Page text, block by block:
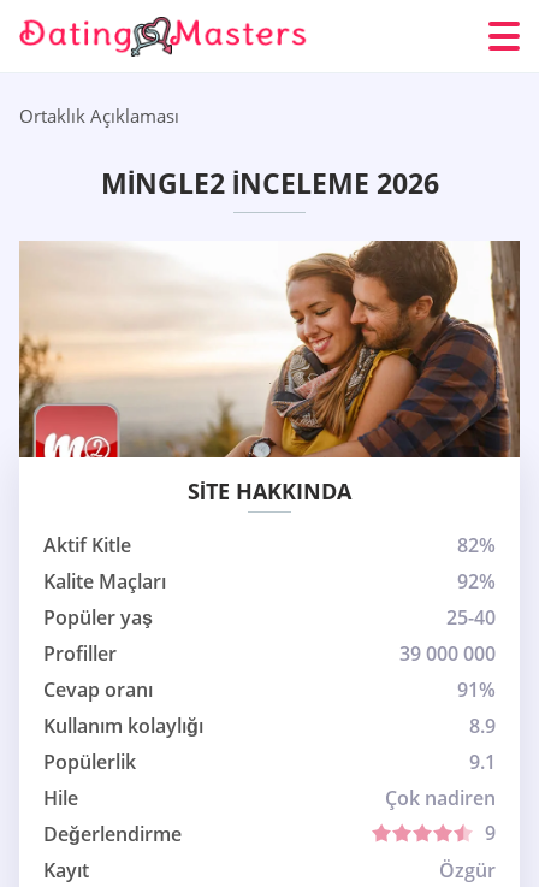
Ortaklık Açıklaması
MINGLE2 İNCELEME 2026
SITE HAKKINDA
Aktif Kitle
82%
Kalite Maçları
92%
Popüler yaş
25-40
Profiller
39 000 000
Cevap oranı
91%
Kullanım kolaylığı
8.9
Popülerlik
9.1
Hile
Çok nadiren
Değerlendirme
9
Kayıt
Özgür